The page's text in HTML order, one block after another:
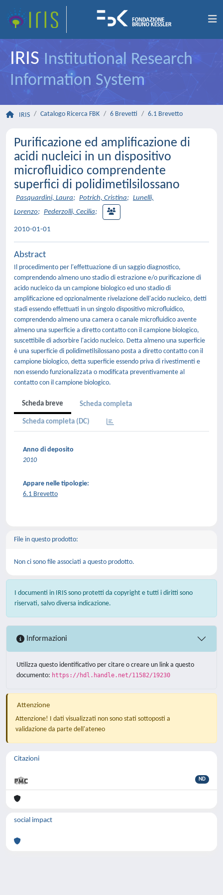
IRIS Institutional Research
Information System
IRIS Catalogo Ricerca FBK 6 Brevetti 6.1 Brevetto
Purificazione ed amplificazione di
acidi nucleici in un dispositivo
microfluidico comprendente
superfici di polidimetilsilossano
Pasquardini, Laura; Potrich, Cristina; Lunelli,
Lorenzo; Pederzolli, Cecilia;
2010-01-01
Abstract
Il procedimento per l'effettuazione di un saggio diagnostico,
comprendendo almeno uno stadio di estrazione e/o purificazione di
acido nucleico da un campione biologico ed uno stadio di
amplificazione ed opzionalmente rivelazione dell'acido nucleico, detti
stadi essendo effettuati in un singolo dispositivo microfluidico,
comprendendo almeno una camera o canale microfluidico avente
almeno una superficie a diretto contatto con il campione biologico,
suscettibile di adsorbire l'acido nucleico. Detta almeno una superficie
è una superficie di polidimetilsilossano posta a diretto contatto con il
campione biologico, detta superficie essendo priva di rivestimenti e
non essendo funzionalizzata o modificata preventivamente al
contatto con il campione biologico.
Scheda breve Scheda completa
Scheda completa (DC)
Anno di deposito
2010
Appare nelle tipologie:
6.1 Brevetto
File in questo prodotto:
Non ci sono file associati a questo prodotto.
I documenti in IRIS sono protetti da copyright e tutti i diritti sono
riservati, salvo diversa indicazione.
Informazioni
Utilizza questo identificativo per citare o creare un link a questo
documento: https://hdl.handle.net/11582/19230
Attenzione
Attenzione! I dati visualizzati non sono stati sottoposti a
validazione da parte dell'ateneo
Citazioni
ND
social impact